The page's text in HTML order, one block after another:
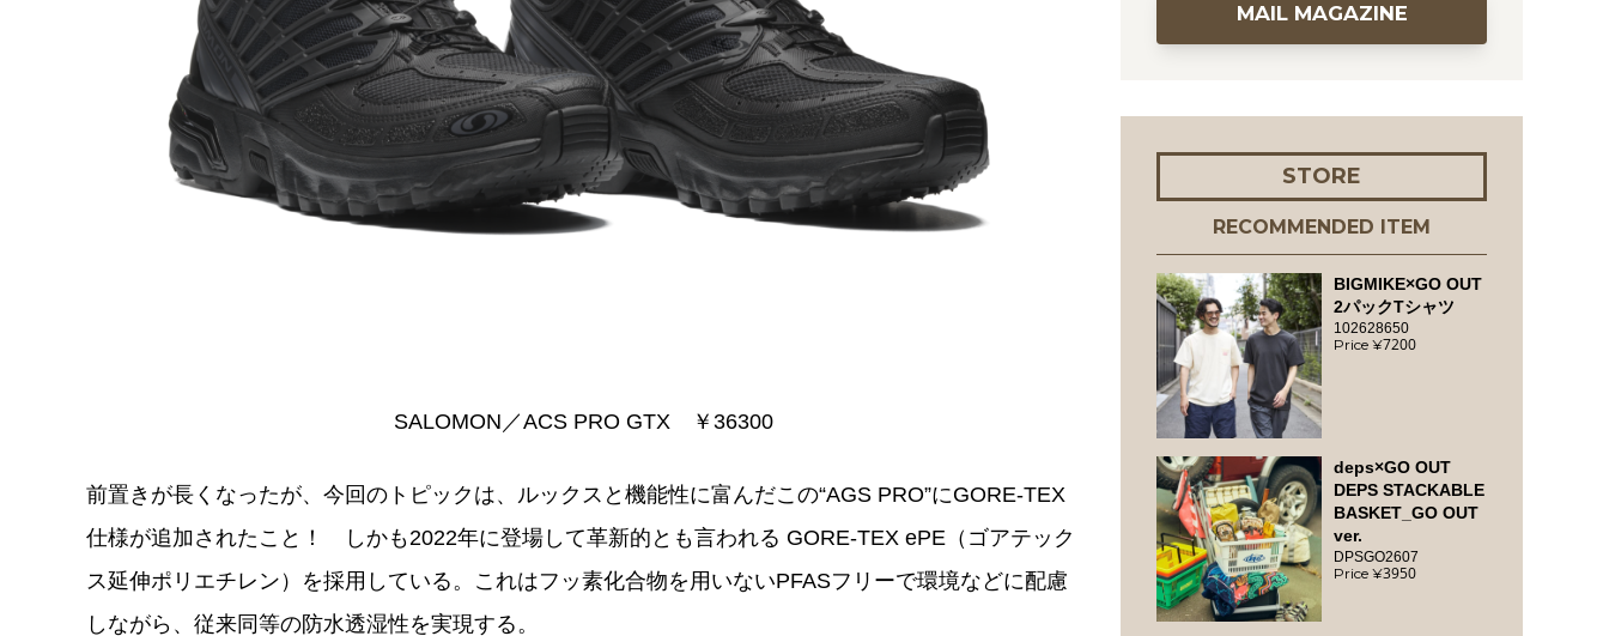
SALOMON／ACS PRO GTX ￥36300
前置きが長くなったが、今回のトピックは、ルックスと機能性に富んだこの“AGS PRO”にGORE-TEX
仕様が追加されたこと！ しかも2022年に登場して革新的とも言われる GORE-TEX ePE（ゴアテック
ス延伸ポリエチレン）を採用している。これはフッ素化合物を用いないPFASフリーで環境などに配慮
しながら、従来同等の防水透湿性を実現する。
MAIL MAGAZINE
STORE
RECOMMENDED ITEM
BIGMIKE×GO OUT
2パックTシャツ
102628650
7200
deps×GO OUT
DEPS STACKABLE
BASKET_GO OUT
ver.
DPSGO2607
3950